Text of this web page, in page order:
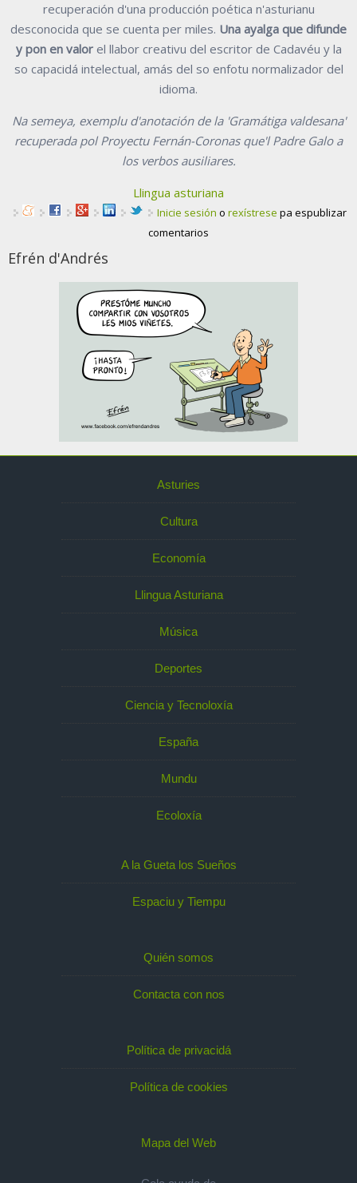
recuperación d'una producción poética n'asturianu
desconocida que se cuenta per miles. Una ayalga que difunde
y pon en valorel llabor creativu del escritor de Cadavéu y la
so capacidá intelectual, amás del so enfotu normalizador del
idioma.
Na semeya, exemplu d'anotación de la 'Gramátiga valdesana'
recuperada pol Proyectu Fernán-Coronas que'l Padre Galo a
los verbos ausiliares.
Llingua asturiana
Inicie sesión o rexístrese pa espublizar
comentarios
Efrén d'Andrés
Asturies
Cultura
Economía
Llingua Asturiana
Música
Deportes
Ciencia y Tecnoloxía
España
Mundu
Ecoloxía
A la Gueta los Sueños
Espaciu y Tiempu
Quién somos
Contacta con nos
Política de privacidá
Política de cookies
Mapa del Web